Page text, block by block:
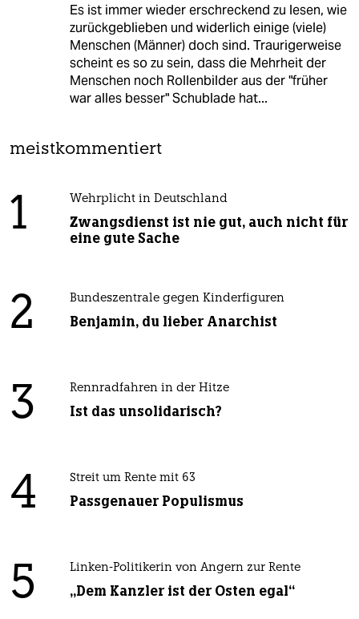
Es ist immer wieder erschreckend zu lesen, wie
zurückgeblieben und widerlich einige (viele)
Menschen (Männer) doch sind. Traurigerweise
scheint es so zu sein, dass die Mehrheit der
Menschen noch Rollenbilder aus der "früher
war alles besser" Schublade hat...
meistkommentiert
1 Wehrplicht in Deutschland
Zwangsdienst ist nie gut, auch nicht für
eine gute Sache
2 Bundeszentrale gegen Kinderfiguren
Benjamin, du lieber Anarchist
3 Rennradfahren in der Hitze
Ist das unsolidarisch?
4 Streit um Rente mit 63
Passgenauer Populismus
5 Linken-Politikerin von Angern zur Rente
„Dem Kanzler ist der Osten egal“